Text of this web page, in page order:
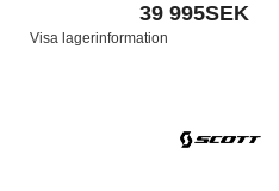
39 995SEK
Visa lagerinformation